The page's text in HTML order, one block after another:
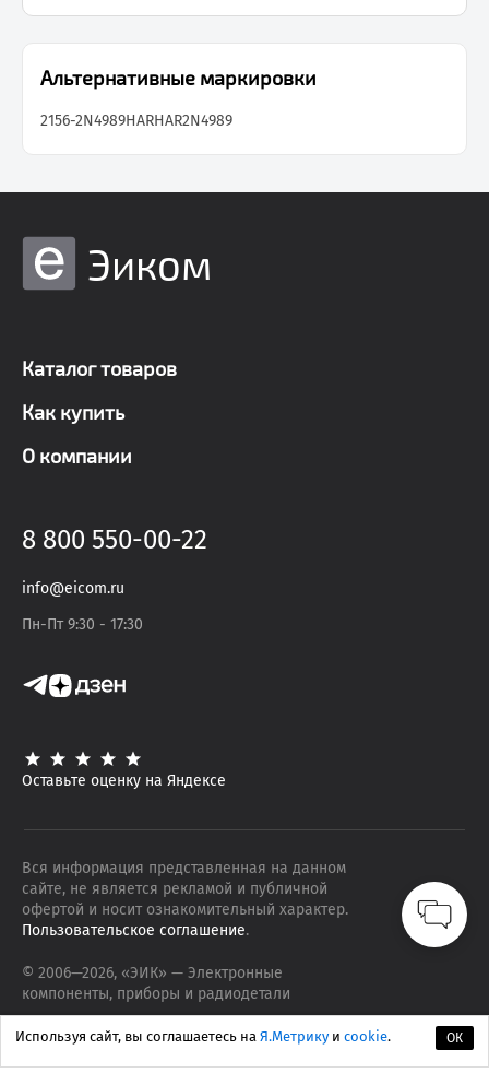
Альтернативные маркировки
2156-2N4989HARHAR2N4989
Эиком
Каталог товаров
Как купить
О компании
8 800 550-00-22
info@eicom.ru
Пн-Пт 9:30 - 17:30
Оставьте оценку на Яндексе
Вся информация представленная на данном
сайте, не является рекламой и публичной
офертой и носит ознакомительный характер.
Пользовательское соглашение.
© 2006—2026, «ЭИК» — Электронные
компоненты, приборы и радиодетали
ОК
Используя сайт, вы соглашаетесь на Я.Метрику и cookie.